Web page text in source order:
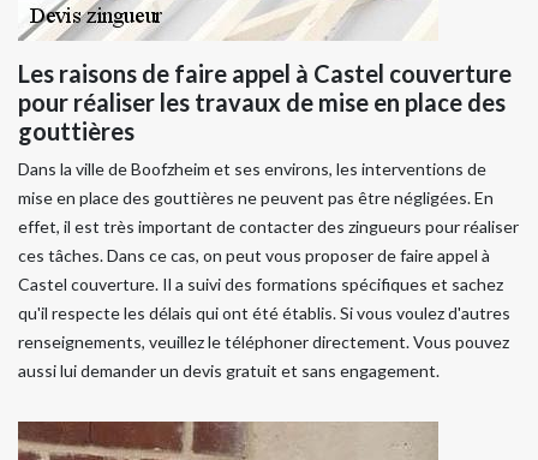
Les raisons de faire appel à Castel couverture
pour réaliser les travaux de mise en place des
gouttières
Dans la ville de Boofzheim et ses environs, les interventions de
mise en place des gouttières ne peuvent pas être négligées. En
effet, il est très important de contacter des zingueurs pour réaliser
ces tâches. Dans ce cas, on peut vous proposer de faire appel à
Castel couverture. Il a suivi des formations spécifiques et sachez
qu'il respecte les délais qui ont été établis. Si vous voulez d'autres
renseignements, veuillez le téléphoner directement. Vous pouvez
aussi lui demander un devis gratuit et sans engagement.